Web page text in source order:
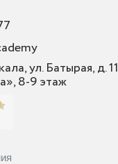
ул. Батырая, д. 11
8-9 этаж